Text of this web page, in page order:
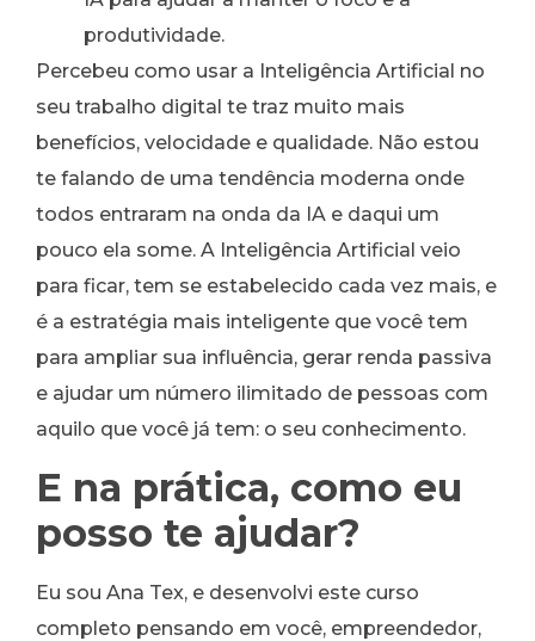
produtividade.
Percebeu como usar a Inteligência Artificial no
seu trabalho digital te traz muito mais
benefícios, velocidade e qualidade. Não estou
te falando de uma tendência moderna onde
todos entraram na onda da IA e daqui um
pouco ela some. A Inteligência Artificial veio
para ficar, tem se estabelecido cada vez mais, e
é a estratégia mais inteligente que você tem
para ampliar sua influência, gerar renda passiva
e ajudar um número ilimitado de pessoas com
aquilo que você já tem: o seu conhecimento.
E na prática, como eu
posso te ajudar?
Eu sou Ana Tex, e desenvolvi este curso
completo pensando em você, empreendedor,